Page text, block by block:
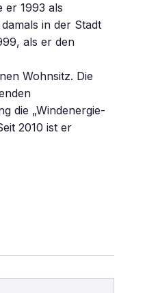
er 1993 als
in der Stadt
als er den
Wohnsitz. Die
die „Windenergie-
2010 ist er